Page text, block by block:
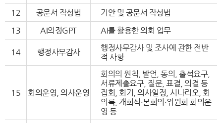
12 공문서 작성법
기안 및 공문서 작성법
13
AI의정GPT AI를 활용한 의회 업무
14 행정사무감사
행정사무감사 및 조사에 관한 전반
적 사항
15 회의운영, 의사운영
회의의 원칙, 발언, 동의, 출석요구,
서류제출요구, 질문, 표결, 의결 등
집회, 회기, 의사일정, 시나리오, 회
의록, 개회식·본회의·위원회 회의운
영 등